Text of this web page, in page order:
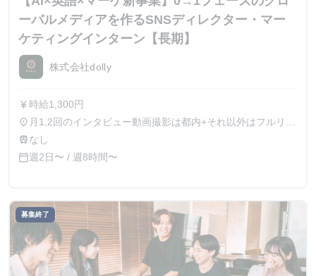
ーバルメディアを作るSNSディレクター・マー
ケティングインターン【長期】
株式会社dolly
currency_yen 時給1,300円
place 月1,2回のインタビュー動画撮影は都内+それ以外はフルリモ
ート可能
train なし
calendar_today週2日〜 / 週8時間〜
募集終了